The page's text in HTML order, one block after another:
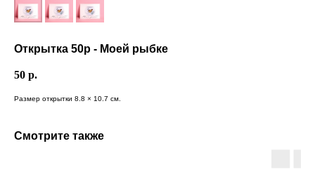
Открытка 50р - Моей рыбке
50 р.
Размер открытки 8.8 × 10.7 см.
Смотрите также